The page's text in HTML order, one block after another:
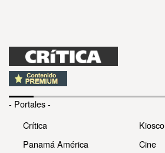
- Portales -
Crítica
Panamá América
Kiosco
Cine